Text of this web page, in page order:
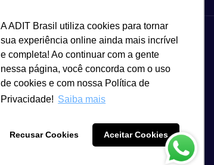
A ADIT Brasil utiliza cookies para tornar
sua experiência online ainda mais incrível
e completa! Ao continuar com a gente
nessa página, você concorda com o uso
de cookies e com nossa Política de
Privacidade! Saiba mais
Recusar Cookies Aceitar Cookies